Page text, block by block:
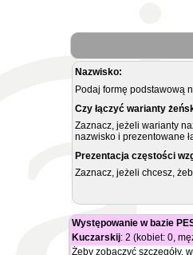
Nazwisko:
Podaj formę podstawową
Czy łączyć warianty
Zaznacz, jeżeli warianty
nazwisko i prezentowane
Prezentacja częstości
Zaznacz, jeżeli chcesz,
Występowanie w bazie
Kuczarskij: 2 (kobiet: 0,
Żeby zobaczyć szczegóły,